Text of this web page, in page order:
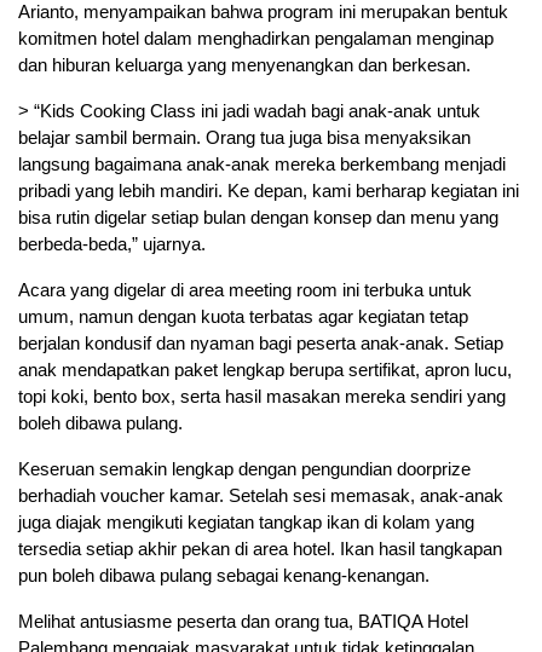
Arianto, menyampaikan bahwa program ini merupakan bentuk
komitmen hotel dalam menghadirkan pengalaman menginap
dan hiburan keluarga yang menyenangkan dan berkesan.
> “Kids Cooking Class ini jadi wadah bagi anak-anak untuk
belajar sambil bermain. Orang tua juga bisa menyaksikan
langsung bagaimana anak-anak mereka berkembang menjadi
pribadi yang lebih mandiri. Ke depan, kami berharap kegiatan ini
bisa rutin digelar setiap bulan dengan konsep dan menu yang
berbeda-beda,” ujarnya.
Acara yang digelar di area meeting room ini terbuka untuk
umum, namun dengan kuota terbatas agar kegiatan tetap
berjalan kondusif dan nyaman bagi peserta anak-anak. Setiap
anak mendapatkan paket lengkap berupa sertifikat, apron lucu,
topi koki, bento box, serta hasil masakan mereka sendiri yang
boleh dibawa pulang.
Keseruan semakin lengkap dengan pengundian doorprize
berhadiah voucher kamar. Setelah sesi memasak, anak-anak
juga diajak mengikuti kegiatan tangkap ikan di kolam yang
tersedia setiap akhir pekan di area hotel. Ikan hasil tangkapan
pun boleh dibawa pulang sebagai kenang-kenangan.
Melihat antusiasme peserta dan orang tua, BATIQA Hotel